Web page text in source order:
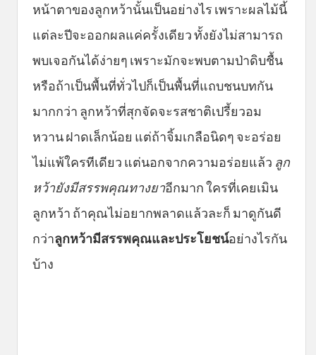
หน้าตาของลูกหว้านั้นเป็นอย่างไร เพราะผลไม้นี้
แต่ละปีจะออกผลแค่ครั้งเดียว ทั้งยังไม่สามารถ
พบเจอกันได้ง่ายๆ เพราะมักจะพบตามป่าดิบชื้น
หรือถ้าเป็นพื้นที่ทั่วไปก็เป็นพื้นที่แถบชนบทกัน
มากกว่า ลูกหว้าที่สุกจัดจะรสชาติเปรี้ยวอม
หวาน ฝาดเล็กน้อย แต่ถ้าจิ้มเกลือนิดๆ จะอร่อย
ไม่แพ้ใครทีเดียว แต่นอกจากความอร่อยแล้ว ลูก
หว้ายังมีสรรพคุณทางยาอีกมาก ใครที่เคยเมิน
ลูกหว้า ถ้าคุณไม่อยากพลาดแล้วละก็ มาดูกันดี
กว่าลูกหว้ามีสรรพคุณและประโยชน์อย่างไรกัน
บ้าง